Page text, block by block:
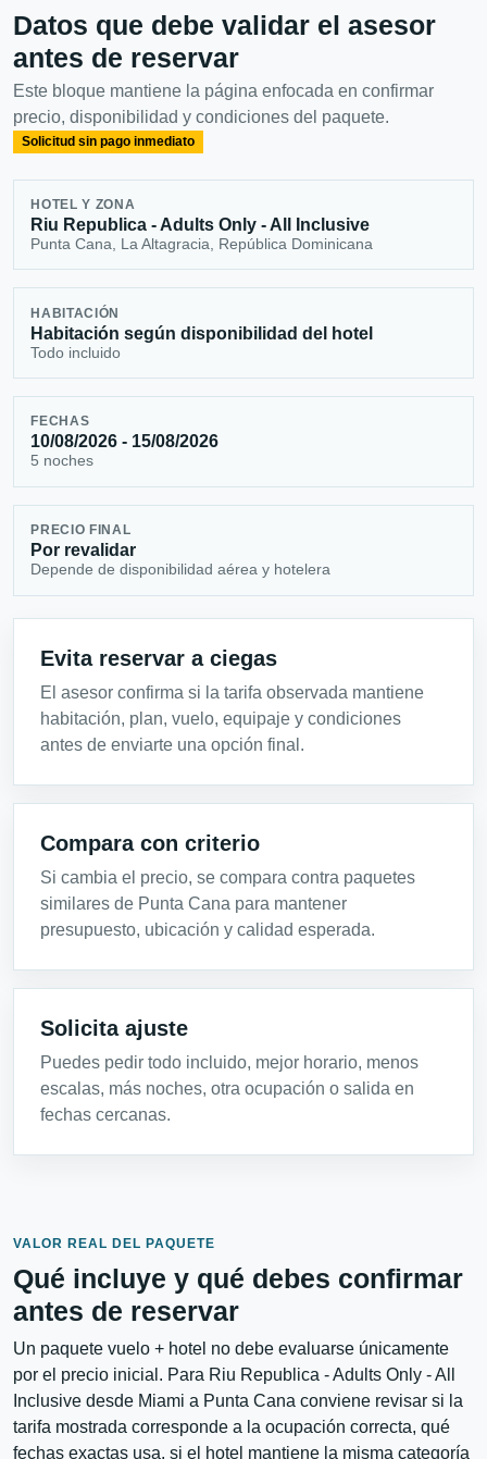
Datos que debe validar el asesor
antes de reservar
Este bloque mantiene la página enfocada en confirmar
precio, disponibilidad y condiciones del paquete.
Solicitud sin pago inmediato
HOTEL Y ZONA
Riu Republica - Adults Only - All Inclusive
Punta Cana, La Altagracia, República Dominicana
HABITACIÓN
Habitación según disponibilidad del hotel
Todo incluido
FECHAS
10/08/2026 - 15/08/2026
5 noches
PRECIO FINAL
Por revalidar
Depende de disponibilidad aérea y hotelera
Evita reservar a ciegas
El asesor confirma si la tarifa observada mantiene
habitación, plan, vuelo, equipaje y condiciones
antes de enviarte una opción final.
Compara con criterio
Si cambia el precio, se compara contra paquetes
similares de Punta Cana para mantener
presupuesto, ubicación y calidad esperada.
Solicita ajuste
Puedes pedir todo incluido, mejor horario, menos
escalas, más noches, otra ocupación o salida en
fechas cercanas.
VALOR REAL DEL PAQUETE
Qué incluye y qué debes confirmar
antes de reservar
Un paquete vuelo + hotel no debe evaluarse únicamente
por el precio inicial. Para Riu Republica - Adults Only - All
Inclusive desde Miami a Punta Cana conviene revisar si la
tarifa mostrada corresponde a la ocupación correcta, qué
fechas exactas usa, si el hotel mantiene la misma categoría